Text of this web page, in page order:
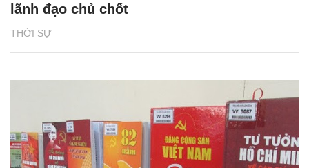
THỜI SỰ
lãnh đạo chủ chốt